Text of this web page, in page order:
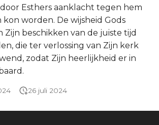
Esthers aanklacht tegen hem
worden. De wijsheid Gods
Zijn beschikken van de juiste tijd
die ter verlossing van Zijn kerk
zodat Zijn heerlijkheid er in
26 juli 2024